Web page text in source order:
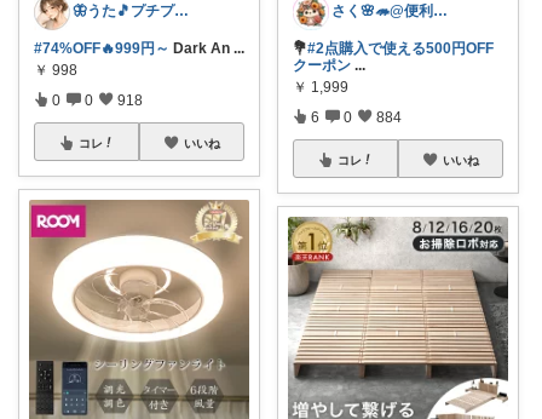
🦋うた🎵プチプラでも妥協したくない
#74%OFF🔥999円～ Dark An ...
￥ 998
0 0 918
コレ いいね
さく🌸🦔@便利でかわいいを探す旅
💐#2点購入で使える500円OFF
クーポン ...
￥ 1,999
6 0 884
コレ いいね